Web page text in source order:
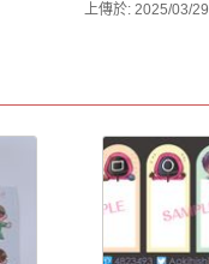
上傳於:2025/03/29